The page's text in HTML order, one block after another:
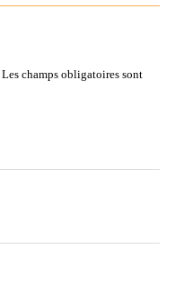
Les champs obligatoires sont